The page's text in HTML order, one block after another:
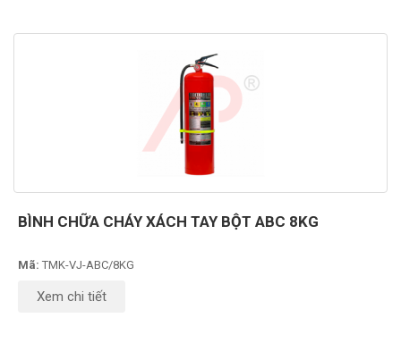
BÌNH CHỮA CHÁY XÁCH TAY BỘT ABC 8KG
Mã: TMK-VJ-ABC/8KG
Xem chi tiết